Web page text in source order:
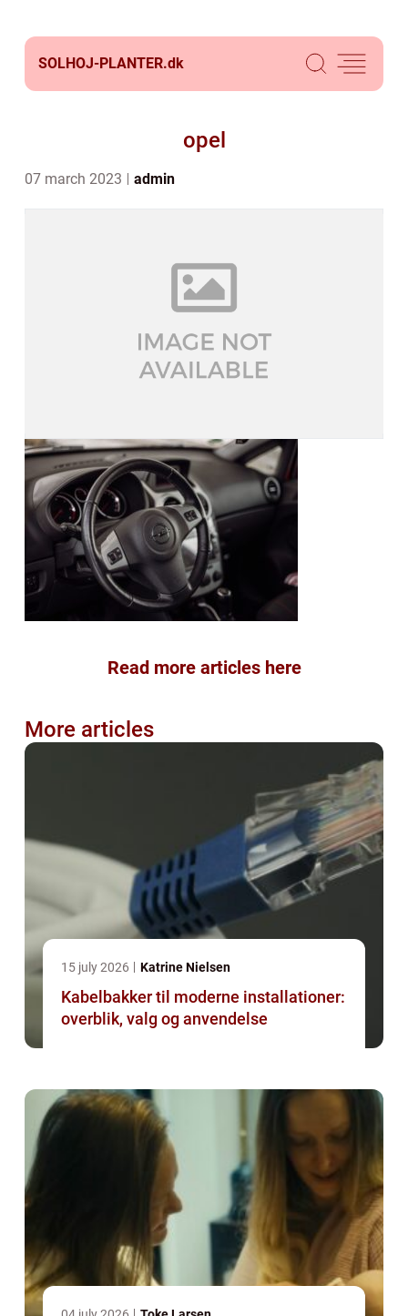
SOLHOJ-PLANTER.dk
opel
07 march 2023 admin
Read more articles here
More articles
15 july 2026 Katrine Nielsen
Kabelbakker til moderne installationer:
overblik, valg og anvendelse